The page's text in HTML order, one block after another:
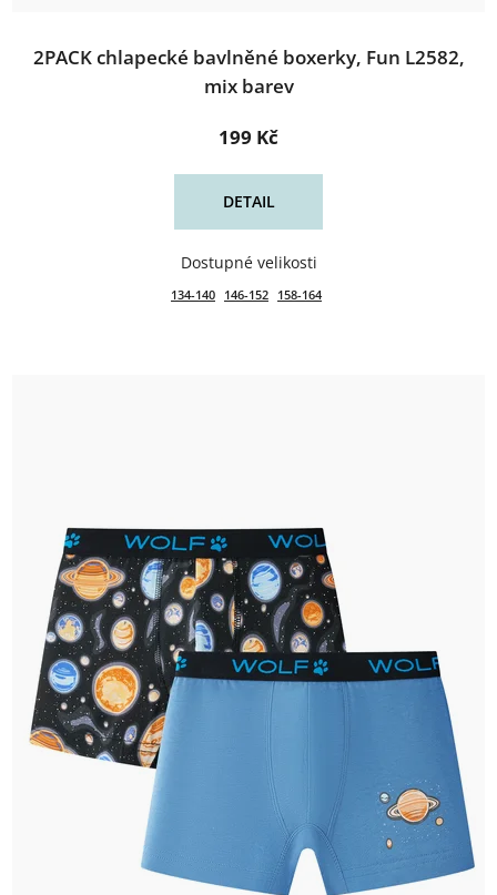
2PACK chlapecké bavlněné boxerky, Fun L2582,
mix barev
199 Kč
DETAIL
134-140 146-152 158-164